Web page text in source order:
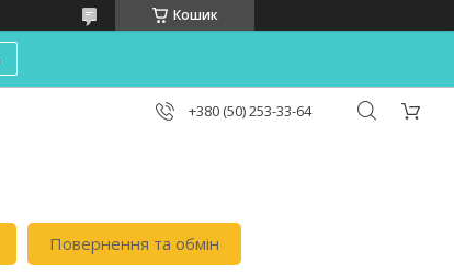
Кошик
+380 (50) 253-33-64
Повернення та обмін